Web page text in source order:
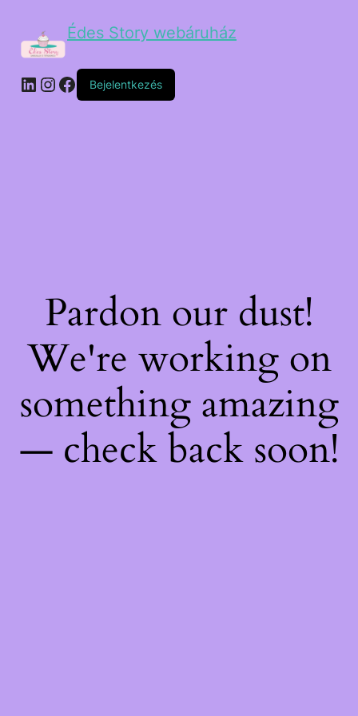
Édes Story webáruház
Bejelentkezés
Pardon our dust!
We're working on
something amazing
— check back soon!